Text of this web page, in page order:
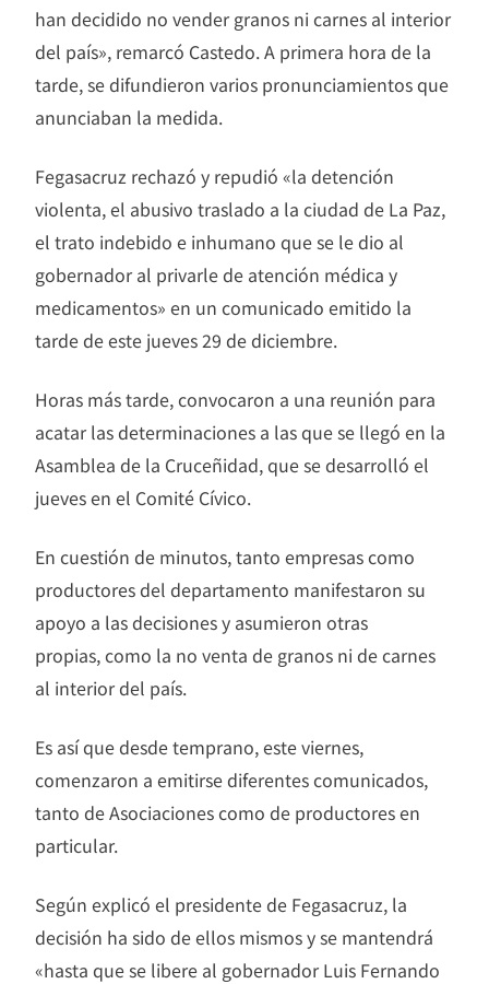
han decidido no vender granos ni carnes al interior
del país», remarcó Castedo. A primera hora de la
tarde, se difundieron varios pronunciamientos que
anunciaban la medida.
Fegasacruz rechazó y repudió «la detención
violenta, el abusivo traslado a la ciudad de La Paz,
el trato indebido e inhumano que se le dio al
gobernador al privarle de atención médica y
medicamentos» en un comunicado emitido la
tarde de este jueves 29 de diciembre.
Horas más tarde, convocaron a una reunión para
acatar las determinaciones a las que se llegó en la
Asamblea de la Cruceñidad, que se desarrolló el
jueves en el Comité Cívico.
En cuestión de minutos, tanto empresas como
productores del departamento manifestaron su
apoyo a las decisiones y asumieron otras
propias, como la no venta de granos ni de carnes
al interior del país.
Es así que desde temprano, este viernes,
comenzaron a emitirse diferentes comunicados,
tanto de Asociaciones como de productores en
particular.
Según explicó el presidente de Fegasacruz, la
decisión ha sido de ellos mismos y se mantendrá
«hasta que se libere al gobernador Luis Fernando